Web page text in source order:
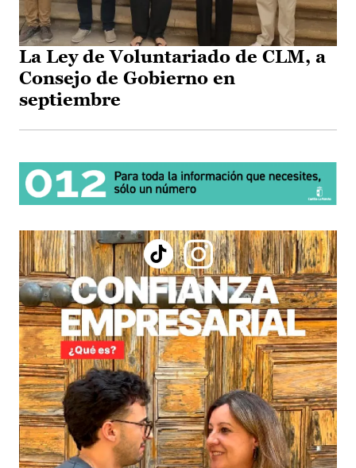
La Ley de Voluntariado de CLM, a
Consejo de Gobierno en
septiembre